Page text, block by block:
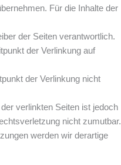
Für die Inhalte der
der Seiten verantwortlich.
der Verlinkung auf
der Verlinkung nicht
verlinkten Seiten ist jedoch
nicht zumutbar.
werden wir derartige